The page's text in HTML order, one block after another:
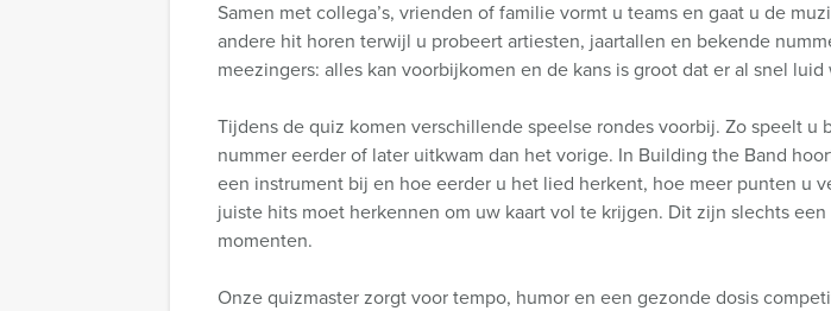
Samen met collega’s, vrienden of familie vormt u teams en gaat u de
andere hit horen terwijl u probeert artiesten, jaartallen en bekende
meezingers: alles kan voorbijkomen en de kans is groot dat er al snel
Tijdens de quiz komen verschillende speelse rondes voorbij. Zo speelt
nummer eerder of later uitkwam dan het vorige. In Building the Band
een instrument bij en hoe eerder u het lied herkent, hoe meer punten u
juiste hits moet herkennen om uw kaart vol te krijgen. Dit zijn slechts
momenten.
Onze quizmaster zorgt voor tempo, humor en een gezonde dosis